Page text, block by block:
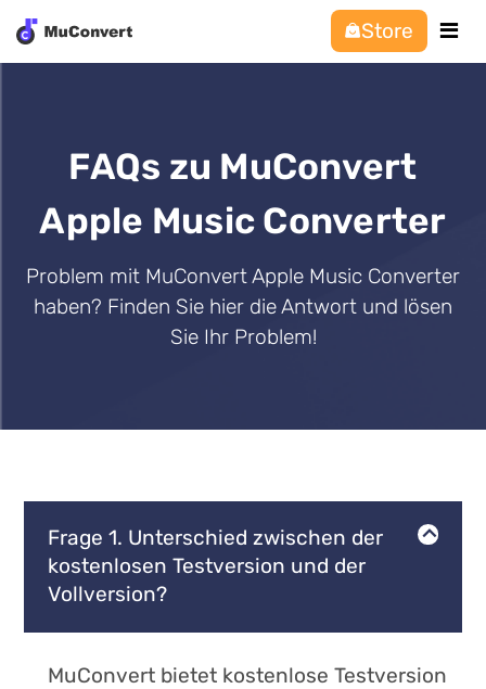
Store
FAQs zu MuConvert
Apple Music Converter
Problem mit MuConvert Apple Music Converter
haben? Finden Sie hier die Antwort und lösen
Sie Ihr Problem!
Frage 1. Unterschied zwischen der
kostenlosen Testversion und der
Vollversion?
MuConvert bietet kostenlose Testversion